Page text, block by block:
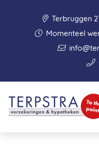
Terbruggen
Momenteel